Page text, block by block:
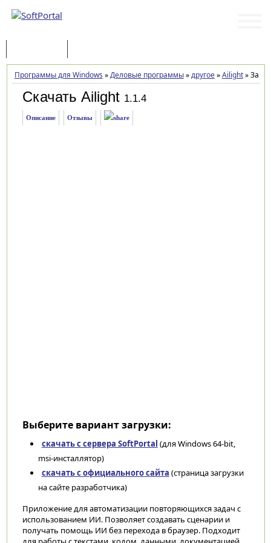
Программы для Windows »Деловые программы»другое»Ailight»
Скачать Ailight 1.1.4
Описание Отзывы
Выберите вариант загрузки:
скачать с сервера SoftPortal (для Windows 64-bit,
msi-инсталлятор)
скачать с официального сайта (страница загрузки
на сайте разработчика)
Приложение для автоматизации повторяющихся задач с
использованием ИИ. Позволяет создавать сценарии и
получать помощь ИИ без перехода в браузер. Подходит